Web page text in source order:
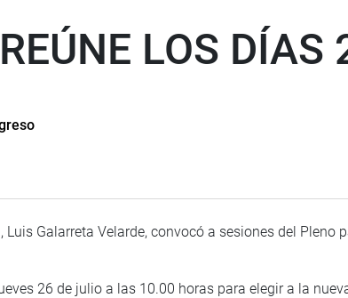
LOS
Luis Galarreta Velarde, convocó a sesiones del Pleno
26 de julio a las 10.00 horas para elegir a la